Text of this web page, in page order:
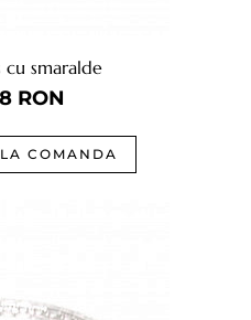
cu smaralde
RON
COMANDA